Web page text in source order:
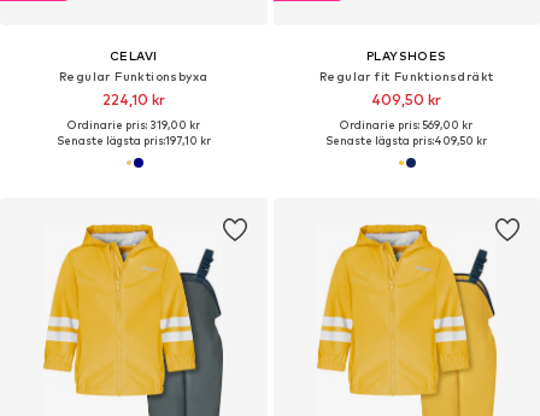
CELAVI
Regular Funktionsbyxa
224,10 kr
Ordinarie pris: 319,00 kr
Senaste lägsta pris:197,10 kr
PLAYSHOES
Regular fit Funktionsdräkt
409,50 kr
Ordinarie pris: 569,00 kr
Senaste lägsta pris:409,50 kr